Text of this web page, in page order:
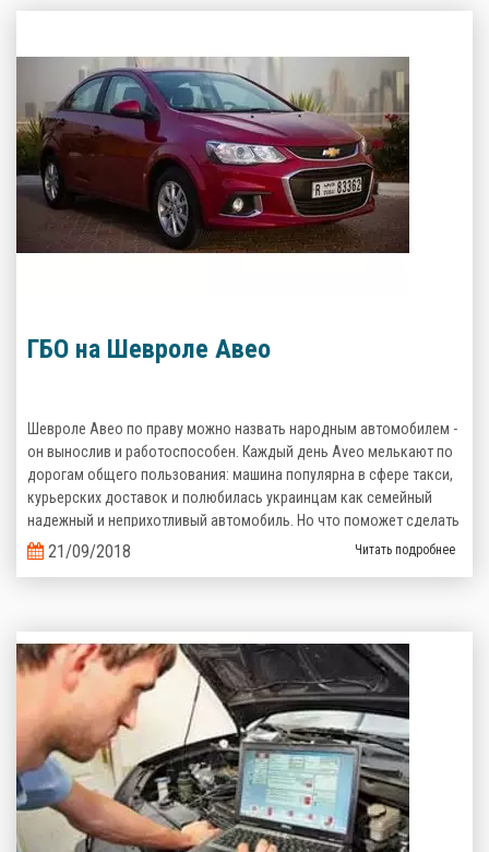
ГБО на Шевроле Авео
Шевроле Авео по праву можно назвать народным автомобилем -
он вынослив и работоспособен. Каждый день Aveo мелькают по
дорогам общего пользования: машина популярна в сфере такси,
курьерских доставок и полюбилась украинцам как семейный
надежный и неприхотливый автомобиль. Но что поможет сделать
его эксплуатацию еще более выгодной? Верно, комплект
газобаллонного оборудования, которое сэкономит кучу денег на
21/09/2018 Читать подробнее